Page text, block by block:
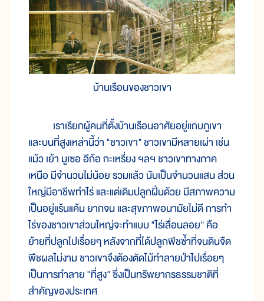
บ้านเรือนของชาวเขา
เราเรียกผู้คนที่ตั้งบ้านเรือนอาศัยอยู่แถบภูเขา
และบนที่สูงเหล่านี้ว่า "ชาวเขา" ชาวเขามีหลายเผ่า เช่น
แม้ว เย้า มูเซอ อีก้อ กะเหรี่ยง ฯลฯ ชาวเขาทางภาค
เหนือ มีจำนวนไม่น้อย รวมแล้ว นับเป็นจำนวนแสน ส่วน
ใหญ่มีอาชีพทำไร่ และแต่เดิมปลูกฝิ่นด้วย มีสภาพความ
เป็นอยู่แร้นแค้น ยากจน และสุขภาพอนามัยไม่ดี การทำ
ไร่ของชาวเขาส่วนใหญ่จะทำแบบ "ไร่เลื่อนลอย" คือ
ย้ายที่ปลูกไปเรื่อยๆ หลังจากที่ได้ปลูกพืชซ้ำที่จนดินจืด
พืชผลไม่งาม ชาวเขาจึงต้องตัดไม้ทำลายป่าไปเรื่อยๆ
เป็นการทำลาย "ที่สูง" ซึ่งเป็นทรัพยากรธรรมชาติที่
สำคัญของประเทศ